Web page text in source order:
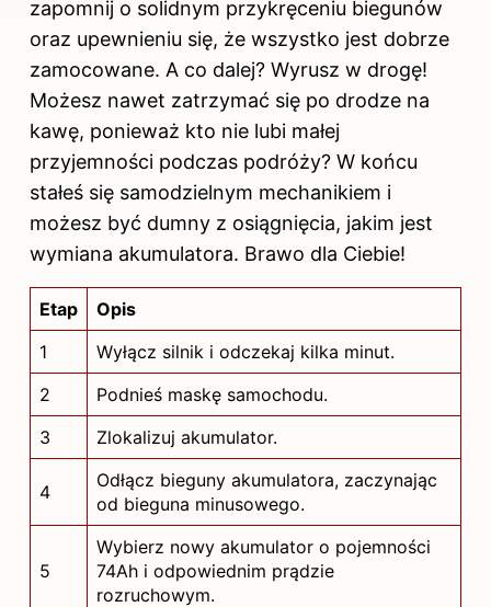
zapomnij o solidnym przykręceniu biegunów
oraz upewnieniu się, że wszystko jest dobrze
zamocowane. A co dalej? Wyrusz w drogę!
Możesz nawet zatrzymać się po drodze na
kawę, ponieważ kto nie lubi małej
przyjemności podczas podróży? W końcu
stałeś się samodzielnym mechanikiem i
możesz być dumny z osiągnięcia, jakim jest
wymiana akumulatora. Brawo dla Ciebie!
Etap
Opis
1
Wyłącz silnik i odczekaj kilka minut.
2
Podnieś maskę samochodu.
3
Zlokalizuj akumulator.
4
Odłącz bieguny akumulatora, zaczynając
od bieguna minusowego.
5
Wybierz nowy akumulator o pojemności
74Ah i odpowiednim prądzie
rozruchowym.